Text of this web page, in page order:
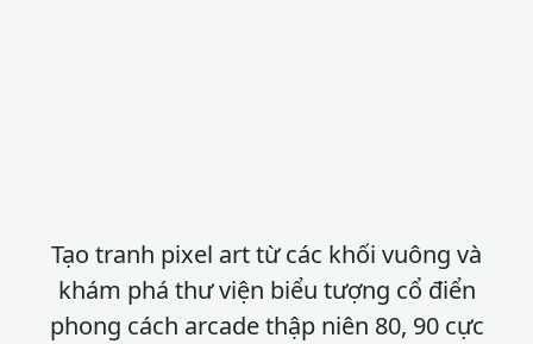
Tạo tranh pixel art từ các khối vuông và
khám phá thư viện biểu tượng cổ điển
phong cách arcade thập niên 80, 90 cực